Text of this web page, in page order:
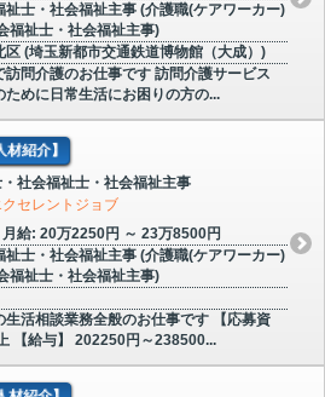
祉士・社会福祉主事 (介護職(ケアワーカー)
福祉士・社会福祉主事)
区 (埼玉新都市交通鉄道博物館（大成）)
訪問介護のお仕事です 訪問介護サービス
ために日常生活にお困りの方の...
紹介】
社会福祉士・社会福祉主事
セレントジョブ
月給: 20万2250円 ～ 23万8500円
祉士・社会福祉主事 (介護職(ケアワーカー)
福祉士・社会福祉主事)
生活相談業務全般のお仕事です 【応募資
【給与】 202250円～238500...